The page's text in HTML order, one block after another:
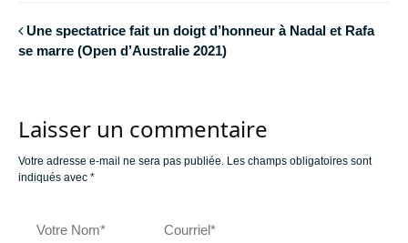
Une spectatrice fait un doigt d’honneur à Nadal et Rafa
se marre (Open d’Australie 2021)
Laisser un commentaire
Votre adresse e-mail ne sera pas publiée. Les champs obligatoires sont
indiqués avec *